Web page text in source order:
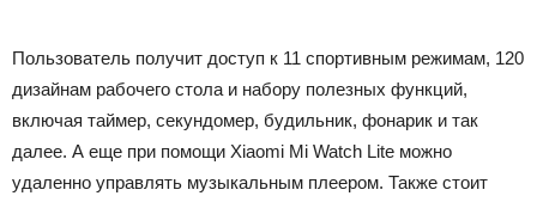
Пользователь получит доступ к 11 спортивным режимам, 120
дизайнам рабочего стола и набору полезных функций,
включая таймер, секундомер, будильник, фонарик и так
далее. А еще при помощи Xiaomi Mi Watch Lite можно
удаленно управлять музыкальным плеером. Также стоит